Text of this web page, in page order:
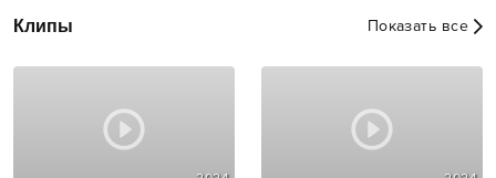
Клипы Показать все